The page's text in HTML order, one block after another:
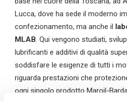
Lucca, dove ha sede il moderno
confezionamento, ma anche il
MLAB. Qui vengono studiati,
lubrificanti e additivi di qualità
soddisfare le esigenze di tutti i
riguarda prestazioni che
ogni singolo prodotto Maroil-